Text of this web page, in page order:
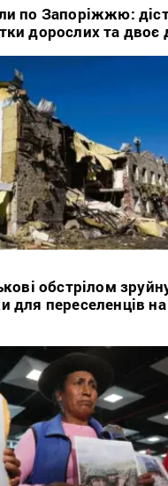
по Запоріжжю:
дорослих та двоє
обстрілом
для переселенців на